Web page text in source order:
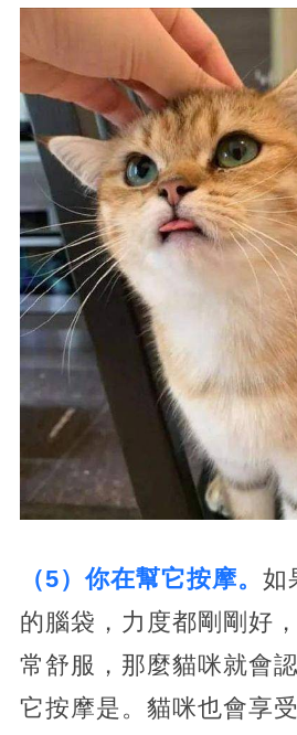
（5）你在幫它按摩。 如
的腦袋，力度都剛剛好
常舒服，那麼貓咪就會
它按摩是。貓咪也會享